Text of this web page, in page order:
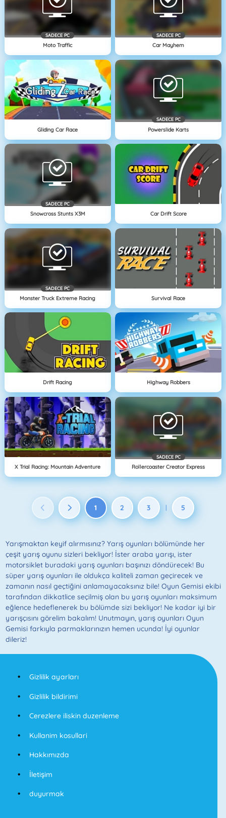
SADECE PC
Moto Traffic
SADECE PC
Car Mayhem
Gliding Car Race
SADECE PC
Powerslide Karts
SADECE PC
Snowcross Stunts X3M Car Drift Score
SADECE PC
Monster Truck Extreme Racing Survival Race
Drift Racing Highway Robbers
X Trial Racing: Mountain Adventure
SADECE PC
Rollercoaster Creator Express
1 2 3 | 5
Yarışmaktan keyif alırmısınız? Yarış oyunları bölümünde her
çeşit yarış oyunu sizleri bekliyor! İster araba yarışı, ister
motorsiklet buradaki yarış oyunları başınızı döndürecek! Bu
süper yarış oyunları ile oldukça kaliteli zaman geçirecek ve
zamanın nasıl geçtiğini anlamayacaksınız bile! Oyun Gemisi ekibi
tarafından dikkatlice seçilmiş olan bu yarış oyunları maksimum
eğlence hedeflenerek bu bölümde sizi bekliyor! Ne kadar iyi bir
yarışçısını görelim bakalım! Unutmayın, yarış oyunları Oyun
Gemisi farkıyla parmaklarınızın hemen ucunda! İyi oyunlar
dileriz!
Gizlilik ayarları
Gizlilik bildirimi
Cerezlere iliskin duzenleme
Kullanim kosullari
Hakkımızda
İletişim
duyurmak